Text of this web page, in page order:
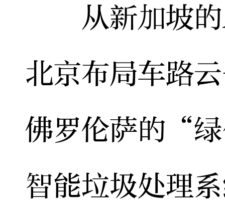
从新加坡的
北京布局车路
佛罗伦萨的“
智能垃圾处理